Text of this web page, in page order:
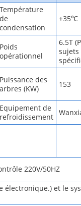
Température
de
condensation
+35℃
Poids
opérationnel
6.5T
sujets
Puissance des
arbres (KW)
153
Equipement de
refroidissement
220V/50HZ
électronique.) et le